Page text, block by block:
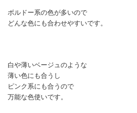
ボルドー系の色が多いので
どんな色にも合わせやすいです。
白や薄いベージュのような
薄い色にも合うし
ピンク系にも合うので
万能な色使いです。